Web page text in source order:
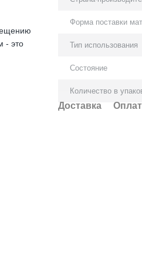
- это
Форма поставки
Тип использования
Состояние
Количество в
Доставка